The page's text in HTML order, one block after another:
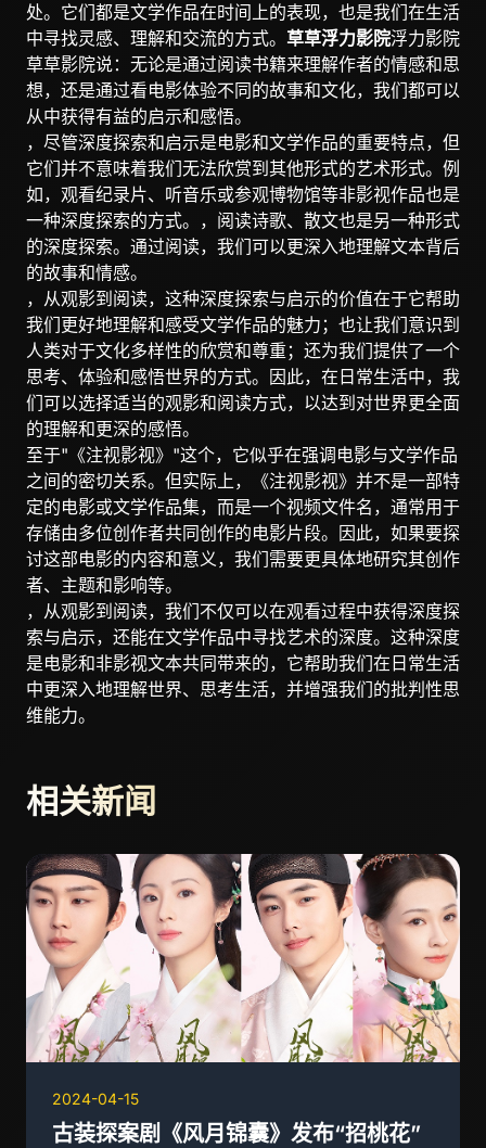
处。它们都是文学作品在时间上的表现，也是我们在生活
中寻找灵感、理解和交流的方式。 草草浮力影院浮力影院
草草影院说：无论是通过阅读书籍来理解作者的情感和思
想，还是通过看电影体验不同的故事和文化，我们都可以
从中获得有益的启示和感悟。
，尽管深度探索和启示是电影和文学作品的重要特点，但
它们并不意味着我们无法欣赏到其他形式的艺术形式。例
如，观看纪录片、听音乐或参观博物馆等非影视作品也是
一种深度探索的方式。，阅读诗歌、散文也是另一种形式
的深度探索。通过阅读，我们可以更深入地理解文本背后
的故事和情感。
，从观影到阅读，这种深度探索与启示的价值在于它帮助
我们更好地理解和感受文学作品的魅力；也让我们意识到
人类对于文化多样性的欣赏和尊重；还为我们提供了一个
思考、体验和感悟世界的方式。因此，在日常生活中，我
们可以选择适当的观影和阅读方式，以达到对世界更全面
的理解和更深的感悟。
至于"《注视影视》"这个，它似乎在强调电影与文学作品
之间的密切关系。但实际上，《注视影视》并不是一部特
定的电影或文学作品集，而是一个视频文件名，通常用于
存储由多位创作者共同创作的电影片段。因此，如果要探
讨这部电影的内容和意义，我们需要更具体地研究其创作
者、主题和影响等。
，从观影到阅读，我们不仅可以在观看过程中获得深度探
索与启示，还能在文学作品中寻找艺术的深度。这种深度
是电影和非影视文本共同带来的，它帮助我们在日常生活
中更深入地理解世界、思考生活，并增强我们的批判性思
维能力。
相关新闻
2024-04-15
古装探案剧《风月锦囊》发布“招桃花”